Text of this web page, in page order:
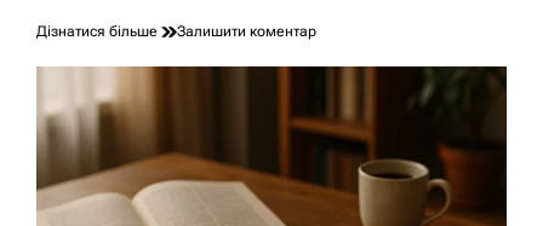
Дізнатися більше Залишити коментардо
вчитель
кричати
учня?